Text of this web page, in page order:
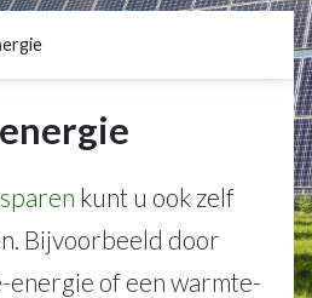
kunt u ook zelf
Bijvoorbeeld door
energie of een warmte-